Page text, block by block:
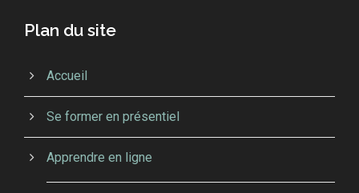
Plan du site
Accueil
Se former en présentiel
Apprendre en ligne